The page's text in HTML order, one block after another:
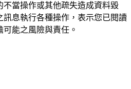
當操作或其他疏失造成資料毀
息執行各種操作，表示您已閱讀
能之風險與責任。